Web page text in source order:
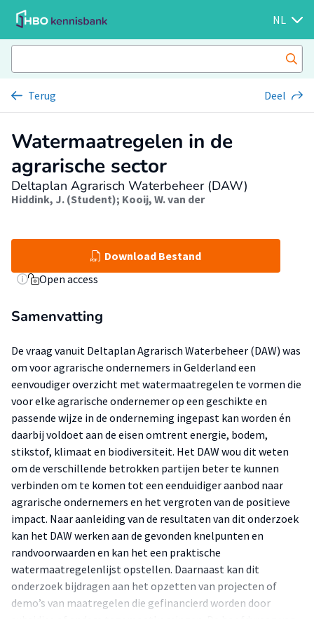
NL
Terug Deel
Watermaatregelen in de
agrarische sector
Deltaplan Agrarisch Waterbeheer (DAW)
Hiddink, J. (Student); Kooij, W. van der
Download Bestand
Open access
Samenvatting
De vraag vanuit Deltaplan Agrarisch Waterbeheer (DAW) was
om voor agrarische ondernemers in Gelderland een
eenvoudiger overzicht met watermaatregelen te vormen die
voor elke agrarische ondernemer op een geschikte en
passende wijze in de onderneming ingepast kan worden én
daarbij voldoet aan de eisen omtrent energie, bodem,
stikstof, klimaat en biodiversiteit. Het DAW wou dit weten
om de verschillende betrokken partijen beter te kunnen
verbinden om te komen tot een eenduidiger aanbod naar
agrarische ondernemers en het vergroten van de positieve
impact. Naar aanleiding van de resultaten van dit onderzoek
kan het DAW werken aan de gevonden knelpunten en
randvoorwaarden en kan het een praktische
watermaatregelenlijst opstellen. Daarnaast kan dit
onderzoek bijdragen aan het opzetten van projecten of
demo’s van maatregelen die gefinancierd worden door